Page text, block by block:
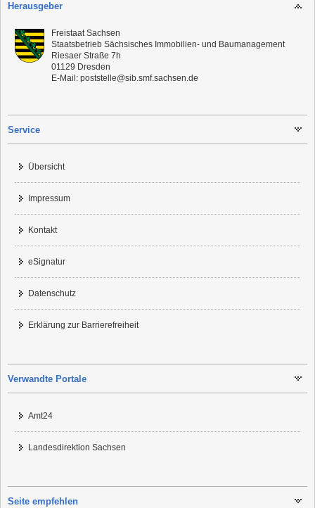
Herausgeber
Freistaat Sachsen
Staatsbetrieb Sächsisches Immobilien- und Baumanagement
Riesaer Straße 7h
01129 Dresden
E-Mail: poststelle@sib.smf.sachsen.de
Service
Übersicht
Impressum
Kontakt
eSignatur
Datenschutz
Erklärung zur Barrierefreiheit
Verwandte Portale
Amt24
Landesdirektion Sachsen
Seite empfehlen